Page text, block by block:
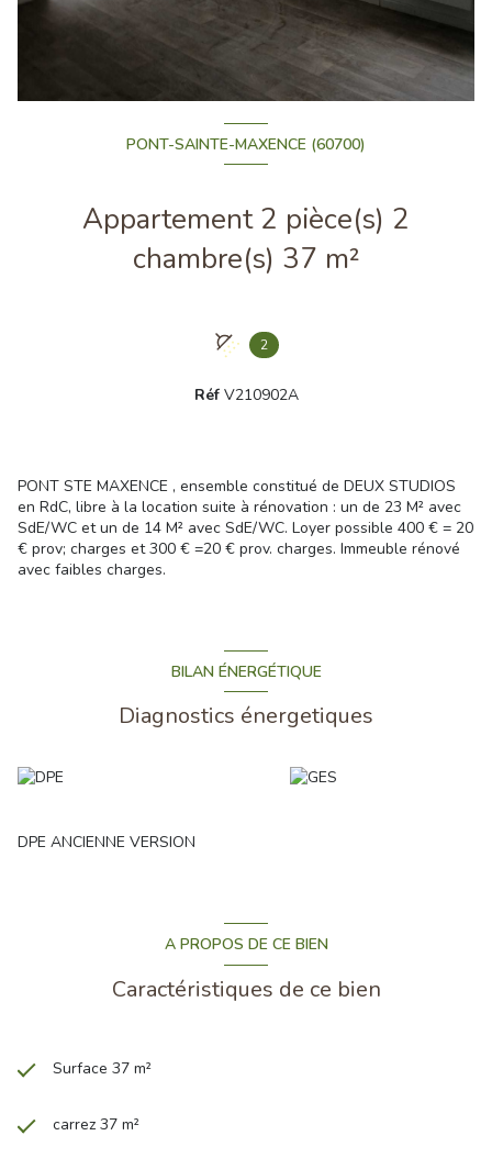
PONT-SAINTE-MAXENCE (60700)
Appartement 2 pièce(s) 2
chambre(s) 37 m²
2
Réf V210902A
PONT STE MAXENCE , ensemble constitué de DEUX STUDIOS
en RdC, libre à la location suite à rénovation : un de 23 M² avec
SdE/WC et un de 14 M² avec SdE/WC. Loyer possible 400 € = 20
€ prov; charges et 300 € =20 € prov. charges. Immeuble rénové
avec faibles charges.
BILAN ÉNERGÉTIQUE
Diagnostics énergetiques
DPE ANCIENNE VERSION
A PROPOS DE CE BIEN
Caractéristiques de ce bien
Surface 37 m²
carrez 37 m²